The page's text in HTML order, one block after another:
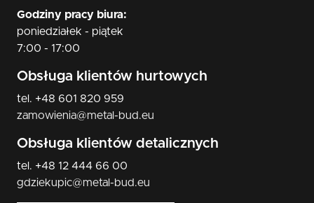
Godziny pracy biura:
poniedziałek - piątek
7:00 - 17:00
Obsługa klientów hurtowych
tel. +48 601 820 959
zamowienia@metal-bud.eu
Obsługa klientów detalicznych
tel. +48 12 444 66 00
gdziekupic@metal-bud.eu